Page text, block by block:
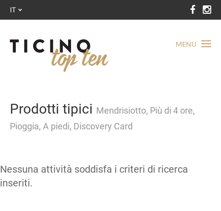
MENU
IT
Prodotti tipici Mendrisiotto, Più di 4 ore,
Pioggia, A piedi, Discovery Card
Nessuna attività soddisfa i criteri di ricerca
inseriti.